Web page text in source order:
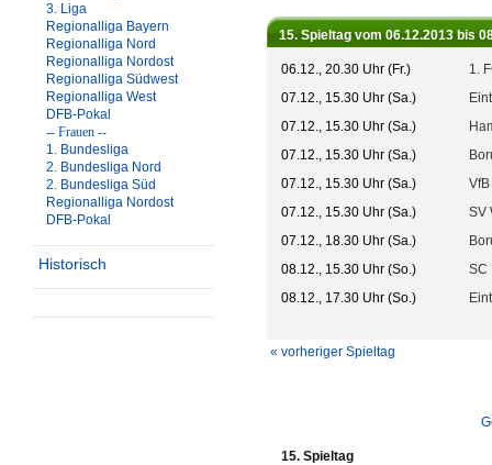
3. Liga
Regionalliga Bayern
Regionalliga Nord
Regionalliga Nordost
Regionalliga Südwest
Regionalliga West
DFB-Pokal
-- Frauen --
1. Bundesliga
2. Bundesliga Nord
2. Bundesliga Süd
Regionalliga Nordost
DFB-Pokal
Historisch
15. Spieltag vom 06.12.2013 bis
06.12., 20.30 Uhr (Fr.)
1.
07.12., 15.30 Uhr (Sa.)
07.12., 15.30 Uhr (Sa.)
07.12., 15.30 Uhr (Sa.)
07.12., 15.30 Uhr (Sa.)
07.12., 15.30 Uhr (Sa.)
SV
07.12., 18.30 Uhr (Sa.)
08.12., 15.30 Uhr (So.)
SC
08.12., 17.30 Uhr (So.)
« vorheriger Spieltag
15. Spieltag